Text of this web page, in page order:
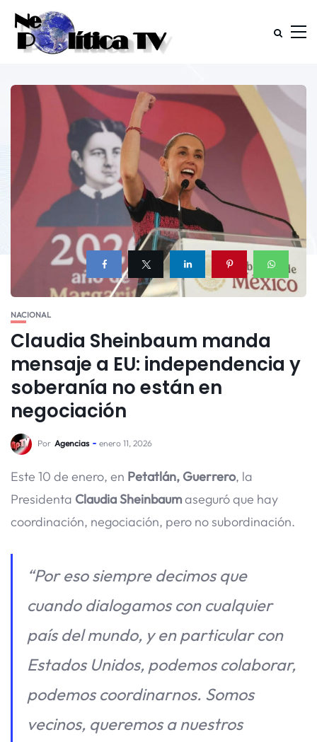
NACIONAL
Claudia Sheinbaum manda
mensaje a EU: independencia y
soberanía no están en
negociación
Por Agencias enero 11, 2026
Este 10 de enero, en Petatlán, Guerrero, la
Presidenta Claudia Sheinbaumaseguró que hay
coordinación, negociación, pero no subordinación.
“Por eso siempre decimos que
cuando dialogamos con cualquier
país del mundo, y en particular con
Estados Unidos, podemos colaborar,
podemos coordinarnos. Somos
vecinos, queremos a nuestros